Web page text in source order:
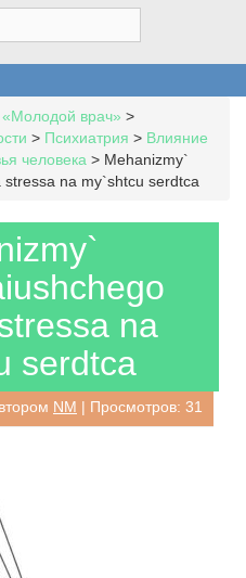
врач» >
> Психиатрия > Влияние
человека > Mehanizmy`
na my`shtcu serdtca
na
serdtca
NM | Просмотров: 31